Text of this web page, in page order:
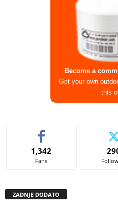
Become a
Get your own
this
1,342
Fans
ZADNJE DODATO